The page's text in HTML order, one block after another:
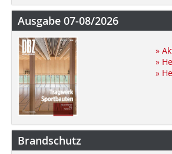
Ausgabe 07-08/2026
»
»
»
Brandschutz